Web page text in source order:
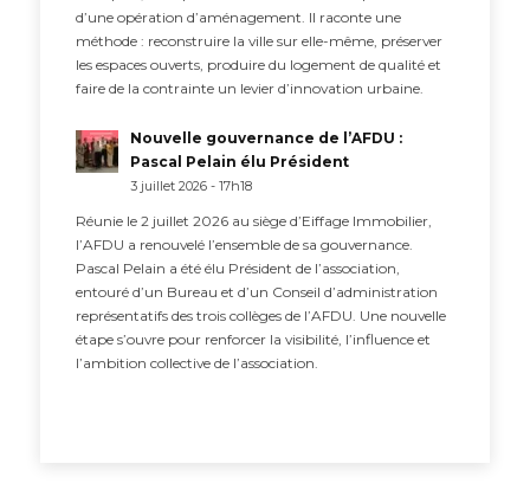
d’une opération d’aménagement. Il raconte une
méthode : reconstruire la ville sur elle-même, préserver
les espaces ouverts, produire du logement de qualité et
faire de la contrainte un levier d’innovation urbaine.
Nouvelle gouvernance de l’AFDU :
Pascal Pelain élu Président
3 juillet 2026 - 17h18
Réunie le 2 juillet 2026 au siège d’Eiffage Immobilier,
l’AFDU a renouvelé l’ensemble de sa gouvernance.
Pascal Pelain a été élu Président de l’association,
entouré d’un Bureau et d’un Conseil d’administration
représentatifs des trois collèges de l’AFDU. Une nouvelle
étape s’ouvre pour renforcer la visibilité, l’influence et
l’ambition collective de l’association.